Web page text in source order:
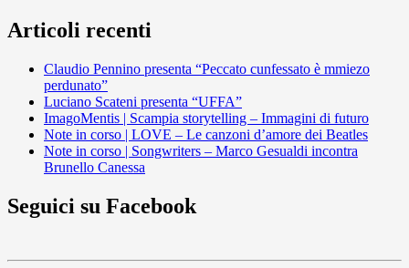
Articoli recenti
Claudio Pennino presenta “Peccato cunfessato è mmiezo
perdunato”
Luciano Scateni presenta “UFFA”
ImagoMentis | Scampia storytelling – Immagini di futuro
Note in corso | LOVE – Le canzoni d’amore dei Beatles
Note in corso | Songwriters – Marco Gesualdi incontra
Brunello Canessa
Seguici su Facebook